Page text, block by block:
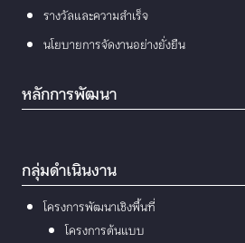
รางวัลและความสำเร็จ
นโยบายการจัดงานอย่างยั่งยืน
หลักการพัฒนา
กลุ่มดำเนินงาน
โครงการพัฒนาเชิงพื้นที่
โครงการต้นแบบ